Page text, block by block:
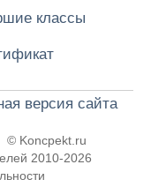
классы
версия сайта
© Koncpekt.ru
2010-2026